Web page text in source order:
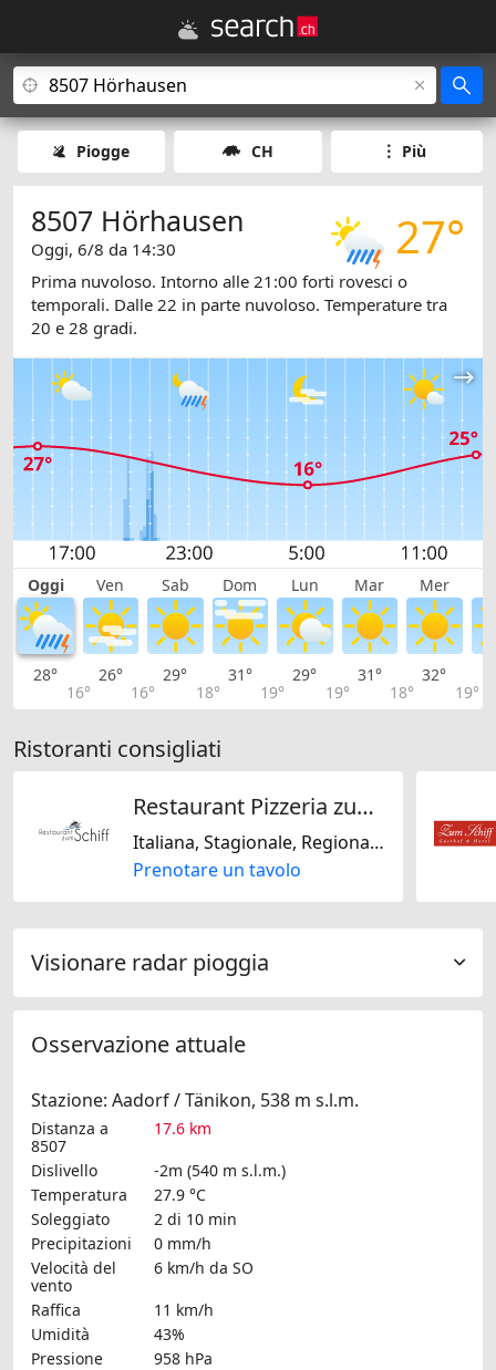
Piogge CH Più
27°
8507 Hörhausen
Oggi, 6/8 da 14:30
Prima nuvoloso. Intorno alle 21:00 forti rovesci o
temporali. Dalle 22 in parte nuvoloso. Temperature tra
20 e 28 gradi.
Oggi Ven Sab Dom Lun Mar Mer
28°
16°
26°
16°
29°
18°
31°
19°
29°
19°
31°
18°
32°
19°
Ristoranti consigliati
Restaurant Pizzeria zum Schiff
Italiana, Stagionale, Regionale, Svizzera
Prenotare un tavolo
Visionare radar pioggia
Osservazione attuale
Stazione: Aadorf / Tänikon, 538 m s.l.m.
Distanza a
8507
17.6 km
Dislivello
-2m (540 m s.l.m.)
Temperatura
27.9 °C
Soleggiato
2 di 10 min
Precipitazioni
0 mm/h
Velocità del
vento
6 km/h da SO
Raffica
11 km/h
Umidità
43%
Pressione
958 hPa